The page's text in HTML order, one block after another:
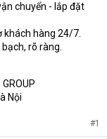
chuyển - lắp đặt
khách hàng 24/7.
rõ ràng.
Nội
#1